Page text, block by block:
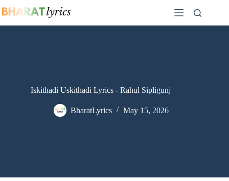
to
Iskithadi Uskithadi Lyrics - Rahul Sipligunj
BharatLyrics May 15, 2026